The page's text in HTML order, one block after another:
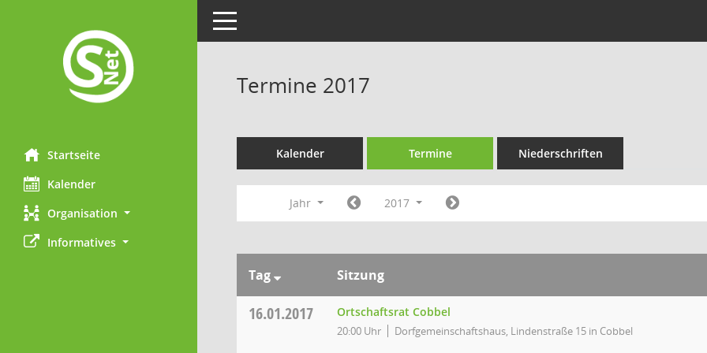
Startseite
Kalender
Organisation
Informatives
Toggle navigation
Termine 2017
Kalender Termine Niederschriften
Jahr 2017
Tag Sitzung
16.01.2017 Ortschaftsrat Cobbel
20:00 Uhr Dorfgemeinschaftshaus, Lindenstraße 15 in Cobbel